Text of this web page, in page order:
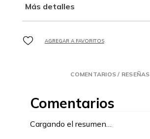
Más detalles
COMENTARIOS / RESEÑAS
Comentarios
Cargando el resumen…